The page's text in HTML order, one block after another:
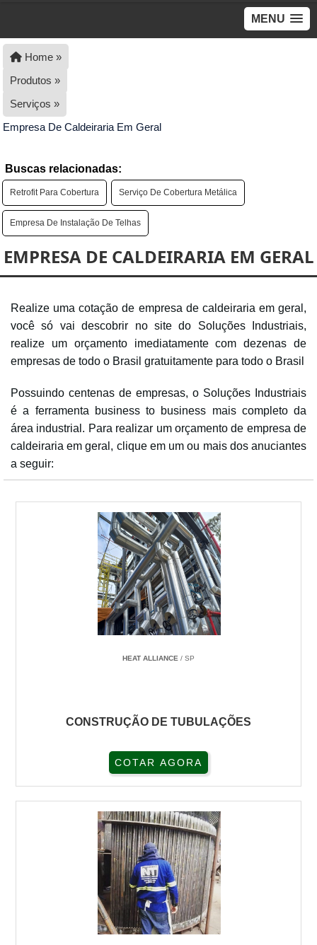
MENU
Home »
Produtos »
Serviços »
Empresa De Caldeiraria Em Geral
Buscas relacionadas:
Retrofit Para Cobertura Serviço De Cobertura Metálica
Empresa De Instalação De Telhas
EMPRESA DE CALDEIRARIA EM GERAL
Realize uma cotação de empresa de caldeiraria em geral,
você só vai descobrir no site do Soluções Industriais,
realize um orçamento imediatamente com dezenas de
empresas de todo o Brasil gratuitamente para todo o Brasil
Possuindo centenas de empresas, o Soluções Industriais
é a ferramenta business to business mais completo da
área industrial. Para realizar um orçamento de empresa de
caldeiraria em geral, clique em um ou mais dos anuciantes
a seguir:
HEAT ALLIANCE / SP
CONSTRUÇÃO DE TUBULAÇÕES
COTAR AGORA